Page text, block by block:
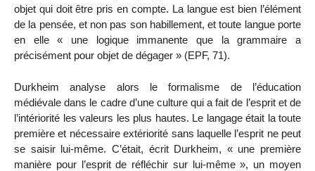
objet qui doit être pris en compte. La langue est bien l’élément
de la pensée, et non pas son habillement, et toute langue porte
en elle « une logique immanente que la grammaire a
précisément pour objet de dégager » (EPF, 71).
Durkheim analyse alors le formalisme de l’éducation
médiévale dans le cadre d’une culture qui a fait de l’esprit et de
l’intériorité les valeurs les plus hautes. Le langage était la toute
première et nécessaire extériorité sans laquelle l’esprit ne peut
se saisir lui-même. C’était, écrit Durkheim, « une première
manière pour l’esprit de réfléchir sur lui-même », un moyen